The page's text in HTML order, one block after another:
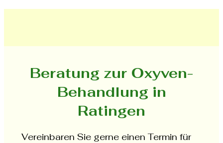
Beratung zur Oxyven-
Behandlung in
Ratingen
Vereinbaren Sie gerne einen Termin für